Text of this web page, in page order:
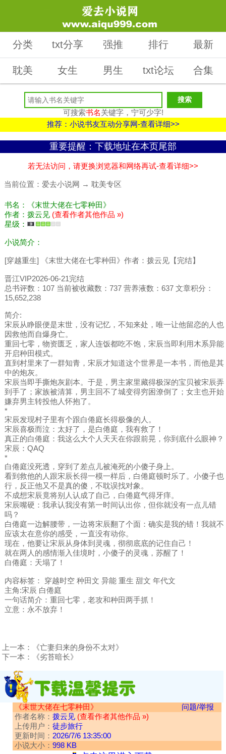
分类 txt分享 强推 排行 最新
耽美 女生 男生 txt论坛 合集
可搜索书名关键字，宁可少字!
推荐：小说书友互动分享网-查看详细>>
重要提醒：下载地址在本页尾部
若无法访问，请更换浏览器和网络再试-查看详细>>
当前位置： 爱去小说网 → 耽美专区
书名：《末世大佬在七零种田》
作者：拨云见 (查看作者其他作品 »)
星级：
小说简介：
[穿越重生] 《末世大佬在七零种田》作者：拨云见【完结】
晋江VIP2026-06-21完结
总书评数：107 当前被收藏数：737 营养液数：637 文章积分：
15,652,238
简介:
宋辰从睁眼便是末世，没有记忆，不知来处，唯一让他留恋的人也
因救他而自爆身亡。
重回七零，物资匮乏，家人连饭都吃不饱，宋辰当即利用木系异能
开启种田模式。
直到村里来了一群知青，宋辰才知道这个世界是一本书，而他是其
中的炮灰。
宋辰当即手撕炮灰剧本。于是，男主家里藏得极深的宝贝被宋辰弄
到手了；家族被清算，男主回不了城变得穷困潦倒了；女主也开始
嫌弃男主转投他人怀抱了。
*
宋辰发现村子里有个跟白倦庭长得极像的人。
宋辰喜极而泣：太好了，是白倦庭，我有救了！
真正的白倦庭：我这么大个人天天在你跟前晃，你到底什么眼神？
宋辰：QAQ
*
白倦庭没死透，穿到了差点儿被淹死的小傻子身上。
看到救他的人跟宋辰长得一模一样后，白倦庭顿时乐了。小傻子也
行，反正他又不是真的傻，不耽误找对象。
不成想宋辰竟将别人认成了自己，白倦庭气得牙痒。
宋辰嘴硬：我承认我没有第一时间认出你，但你就没有一点儿错
吗？
白倦庭一边解腰带，一边将宋辰翻了个面：确实是我的错！我就不
应该太在意你的感受，一直没有动你。
现在，他要让宋辰从身体到灵魂，彻彻底底的记住自己！
就在两人的感情渐入佳境时，小傻子的灵魂，苏醒了！
白倦庭：天塌了！
内容标签： 穿越时空 种田文 异能 重生 甜文 年代文
主角:宋辰 白倦庭
一句话简介：重回七零，老攻和种田两手抓！
立意：永不放弃！
上一本：
《亡妻归来的身份不太对》
下一本：
《劣苔暗长》
《末世大佬在七零种田》
问题/举报
作者名称： 拨云见 (查看作者其他作品 »)
上传用户： 徒步旅行
更新时间： 2026/7/6 13:35:00
小说大小： 998 KB